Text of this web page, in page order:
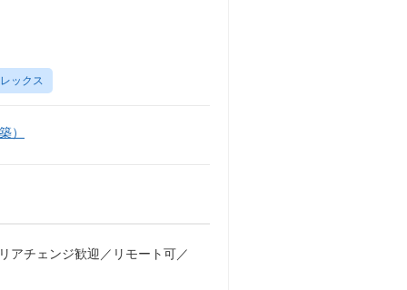
ックス
）
アチェンジ歓迎／リモート可／